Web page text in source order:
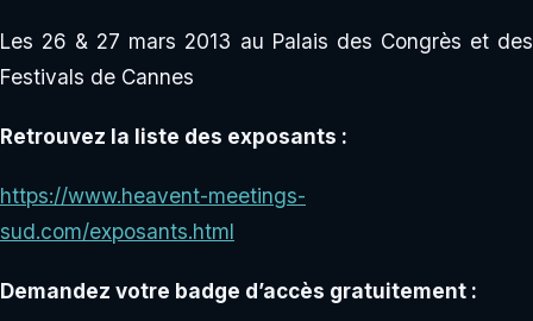
Les 26 & 27 mars 2013 au Palais des Congrès et des
Festivals de Cannes
Retrouvez la liste des exposants :
https://www.heavent-meetings-
sud.com/exposants.html
Demandez votre badge d’accès gratuitement :